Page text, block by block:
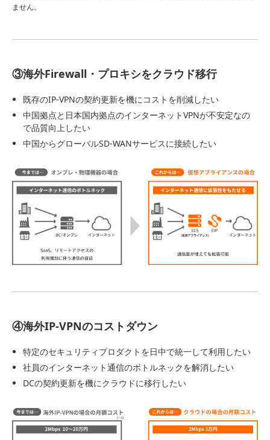
ません。
③海外Firewall・プロキシをクラウド移行
既存のIP-VPNの契約更新を機にコストを削減したい
中国拠点と日本国内拠点のインターネットVPNが不安定なの
で品質向上したい
中国からグローバルSD-WANサービスに接続したい
④海外IP-VPNのコストダウン
特定のセキュリティプロダクトを日中で統一して利用したい
社員のインターネット通信のボトルネックを解消したい
DCの契約更新を機にクラウドに移行したい